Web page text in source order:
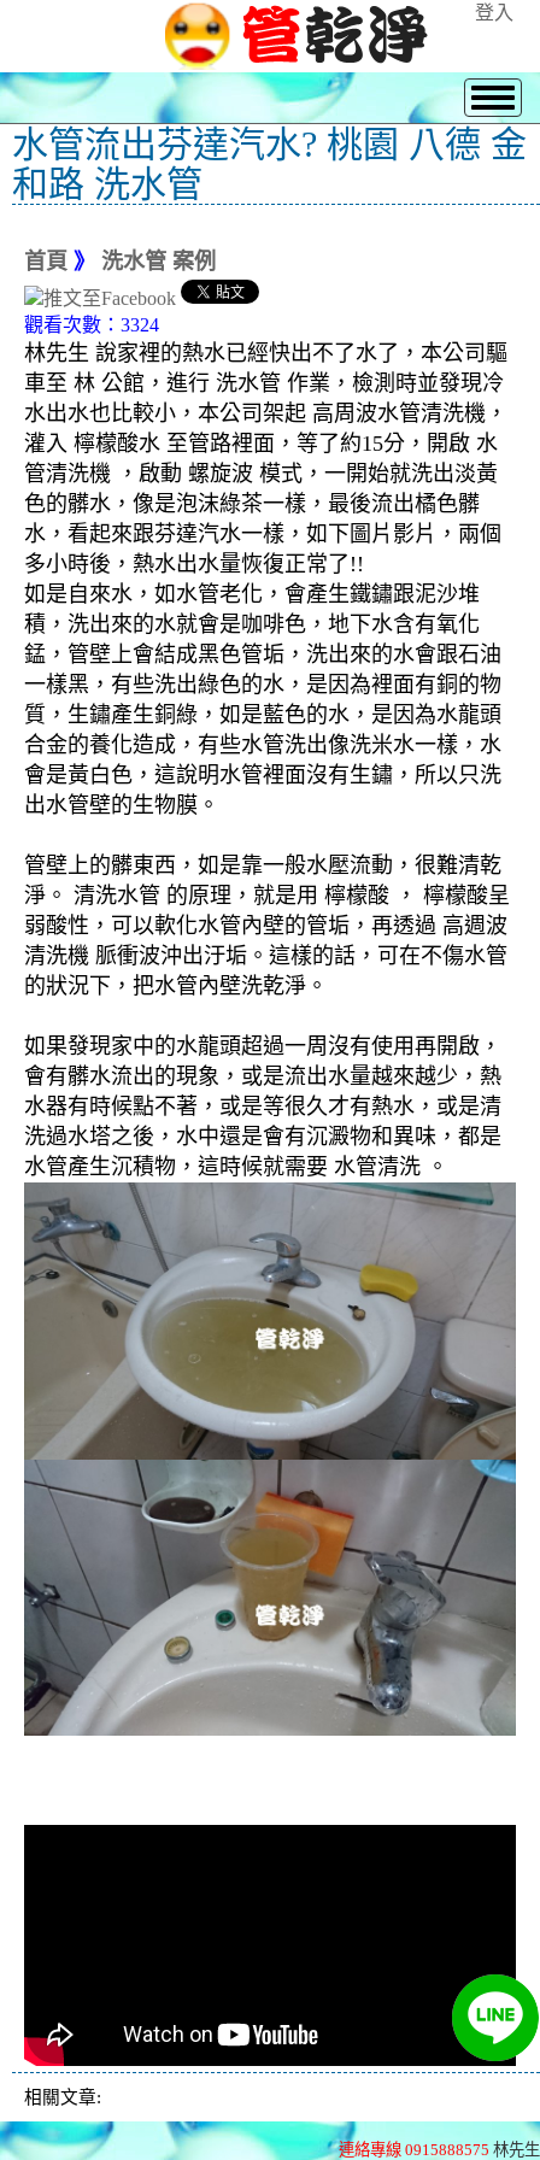
登入
水管流出芬達汽水? 桃園 八德 金
和路 洗水管
首頁 》 洗水管 案例
觀看次數：3324
林先生 說家裡的熱水已經快出不了水了，本公司驅
車至 林 公館，進行 洗水管 作業，檢測時並發現冷
水出水也比較小，本公司架起 高周波水管清洗機，
灌入 檸檬酸水 至管路裡面，等了約15分，開啟 水
管清洗機 ，啟動 螺旋波 模式，一開始就洗出淡黃
色的髒水，像是泡沫綠茶一樣，最後流出橘色髒
水，看起來跟芬達汽水一樣，如下圖片影片，兩個
多小時後，熱水出水量恢復正常了!!
如是自來水，如水管老化，會產生鐵鏽跟泥沙堆
積，洗出來的水就會是咖啡色，地下水含有氧化
錳，管壁上會結成黑色管垢，洗出來的水會跟石油
一樣黑，有些洗出綠色的水，是因為裡面有銅的物
質，生鏽產生銅綠，如是藍色的水，是因為水龍頭
合金的養化造成，有些水管洗出像洗米水一樣，水
會是黃白色，這說明水管裡面沒有生鏽，所以只洗
出水管壁的生物膜。
管壁上的髒東西，如是靠一般水壓流動，很難清乾
淨。 清洗水管 的原理，就是用 檸檬酸 ， 檸檬酸呈
弱酸性，可以軟化水管內壁的管垢，再透過 高週波
清洗機 脈衝波沖出汙垢。這樣的話，可在不傷水管
的狀況下，把水管內壁洗乾淨。
如果發現家中的水龍頭超過一周沒有使用再開啟，
會有髒水流出的現象，或是流出水量越來越少，熱
水器有時候點不著，或是等很久才有熱水，或是清
洗過水塔之後，水中還是會有沉澱物和異味，都是
水管產生沉積物，這時候就需要 水管清洗 。
相關文章:
連絡專線 0915888575 林先生